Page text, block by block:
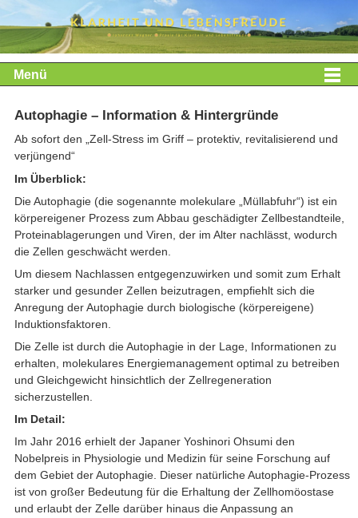
Menü
Autophagie – Information & Hintergründe
Ab sofort den „Zell-Stress im Griff – protektiv, revitalisierend und
verjüngend“
Im Überblick:
Die Autophagie (die sogenannte molekulare „Müllabfuhr“) ist ein
körpereigener Prozess zum Abbau geschädigter Zellbestandteile,
Proteinablagerungen und Viren, der im Alter nachlässt, wodurch
die Zellen geschwächt werden.
Um diesem Nachlassen entgegenzuwirken und somit zum Erhalt
starker und gesunder Zellen beizutragen, empfiehlt sich die
Anregung der Autophagie durch biologische (körpereigene)
Induktionsfaktoren.
Die Zelle ist durch die Autophagie in der Lage, Informationen zu
erhalten, molekulares Energiemanagement optimal zu betreiben
und Gleichgewicht hinsichtlich der Zellregeneration
sicherzustellen.
Im Detail:
Im Jahr 2016 erhielt der Japaner Yoshinori Ohsumi den
Nobelpreis in Physiologie und Medizin für seine Forschung auf
dem Gebiet der Autophagie. Dieser natürliche Autophagie-Prozess
ist von großer Bedeutung für die Erhaltung der Zellhomöostase
und erlaubt der Zelle darüber hinaus die Anpassung an